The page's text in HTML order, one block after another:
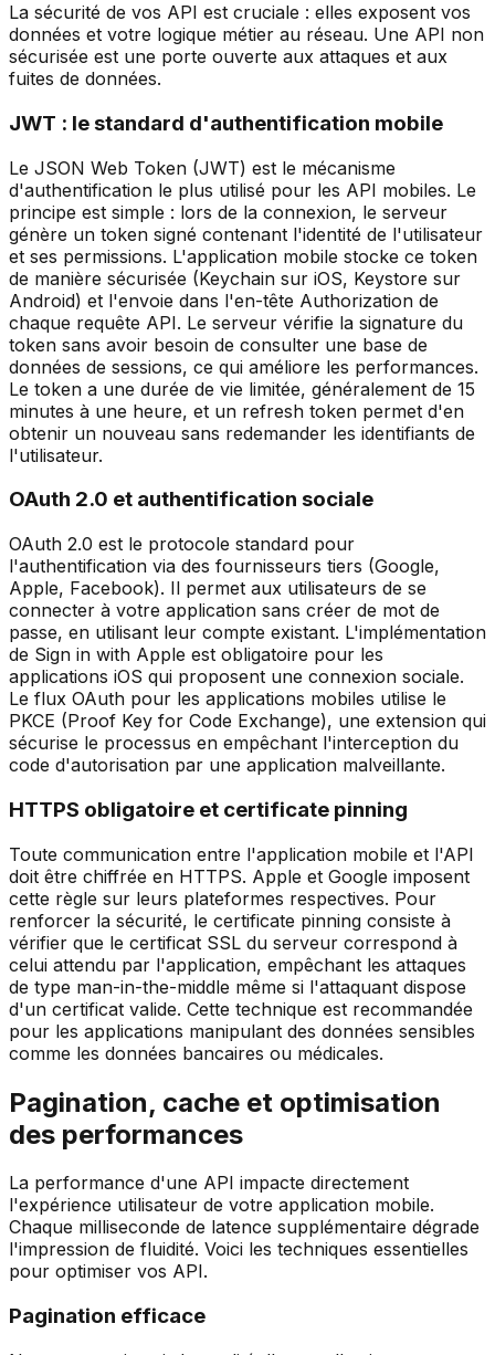
La sécurité de vos API est cruciale : elles exposent vos
données et votre logique métier au réseau. Une API non
sécurisée est une porte ouverte aux attaques et aux
fuites de données.
JWT : le standard d'authentification mobile
Le JSON Web Token (JWT) est le mécanisme
d'authentification le plus utilisé pour les API mobiles. Le
principe est simple : lors de la connexion, le serveur
génère un token signé contenant l'identité de l'utilisateur
et ses permissions. L'application mobile stocke ce token
de manière sécurisée (Keychain sur iOS, Keystore sur
Android) et l'envoie dans l'en-tête Authorization de
chaque requête API. Le serveur vérifie la signature du
token sans avoir besoin de consulter une base de
données de sessions, ce qui améliore les performances.
Le token a une durée de vie limitée, généralement de 15
minutes à une heure, et un refresh token permet d'en
obtenir un nouveau sans redemander les identifiants de
l'utilisateur.
OAuth 2.0 et authentification sociale
OAuth 2.0 est le protocole standard pour
l'authentification via des fournisseurs tiers (Google,
Apple, Facebook). Il permet aux utilisateurs de se
connecter à votre application sans créer de mot de
passe, en utilisant leur compte existant. L'implémentation
de Sign in with Apple est obligatoire pour les
applications iOS qui proposent une connexion sociale.
Le flux OAuth pour les applications mobiles utilise le
PKCE (Proof Key for Code Exchange), une extension qui
sécurise le processus en empêchant l'interception du
code d'autorisation par une application malveillante.
HTTPS obligatoire et certificate pinning
Toute communication entre l'application mobile et l'API
doit être chiffrée en HTTPS. Apple et Google imposent
cette règle sur leurs plateformes respectives. Pour
renforcer la sécurité, le certificate pinning consiste à
vérifier que le certificat SSL du serveur correspond à
celui attendu par l'application, empêchant les attaques
de type man-in-the-middle même si l'attaquant dispose
d'un certificat valide. Cette technique est recommandée
pour les applications manipulant des données sensibles
comme les données bancaires ou médicales.
Pagination, cache et optimisation
des performances
La performance d'une API impacte directement
l'expérience utilisateur de votre application mobile.
Chaque milliseconde de latence supplémentaire dégrade
l'impression de fluidité. Voici les techniques essentielles
pour optimiser vos API.
Pagination efficace